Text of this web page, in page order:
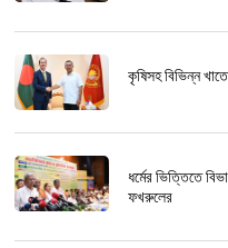
কৃষিসহ বিভিন্ন
ধর্মের ভিত্তিতে
ফখরুলের